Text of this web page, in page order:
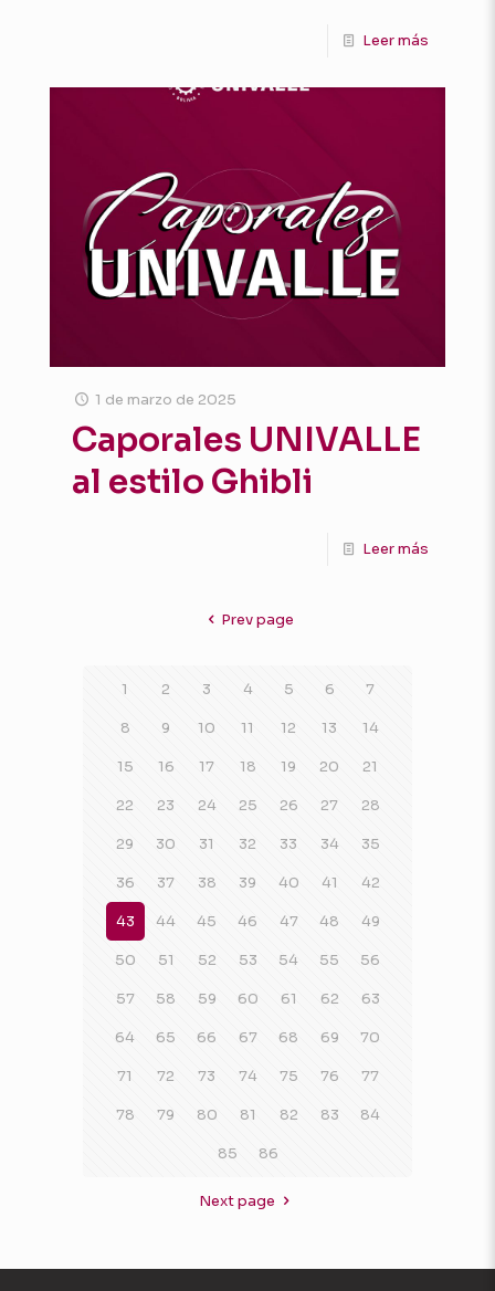
Leer más
1 de marzo de 2025
Caporales UNIVALLE
al estilo Ghibli
Leer más
Prev page
1 2 3 4 5 6 7
8 9 10 11 12 13 14
15 16 17 18 19 20 21
22 23 24 25 26 27 28
29 30 31 32 33 34 35
36 37 38 39 40 41 42
43 44 45 46 47 48 49
50 51 52 53 54 55 56
57 58 59 60 61 62 63
64 65 66 67 68 69 70
71 72 73 74 75 76 77
78 79 80 81 82 83 84
85 86
Next page